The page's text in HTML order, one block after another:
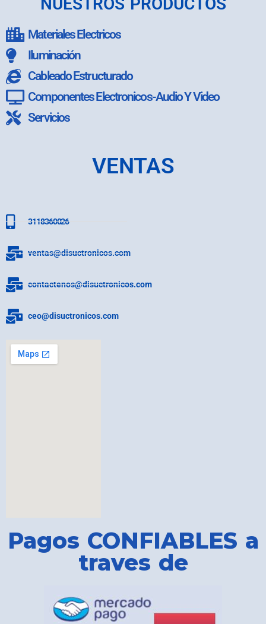
Materiales Electricos
Iluminación
Cableado Estructurado
Componentes Electronicos-Audio Y Video
Servicios
VENTAS
3118360026
ventas@disuctronicos.com
contactenos@disuctronicos.com
ceo@disuctronicos.com
Pagos CONFIABLES a
traves de